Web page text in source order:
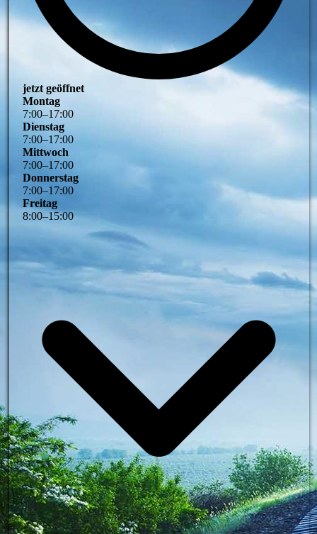
jetzt geöffnet
Montag
7:00–17:00
Dienstag
7:00–17:00
Mittwoch
7:00–17:00
Donnerstag
7:00–17:00
Freitag
8:00–15:00